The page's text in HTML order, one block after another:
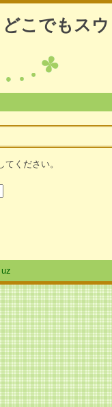
どこでもス
ください。